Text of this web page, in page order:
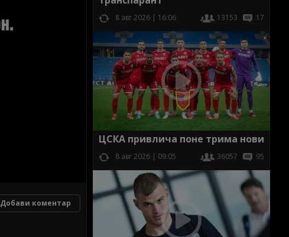
Добави коментар
8 авг 2026 | 16:06 13153 17
ЦСКА привлича поне трима нови
8 авг 2026 | 09:05 36057 95